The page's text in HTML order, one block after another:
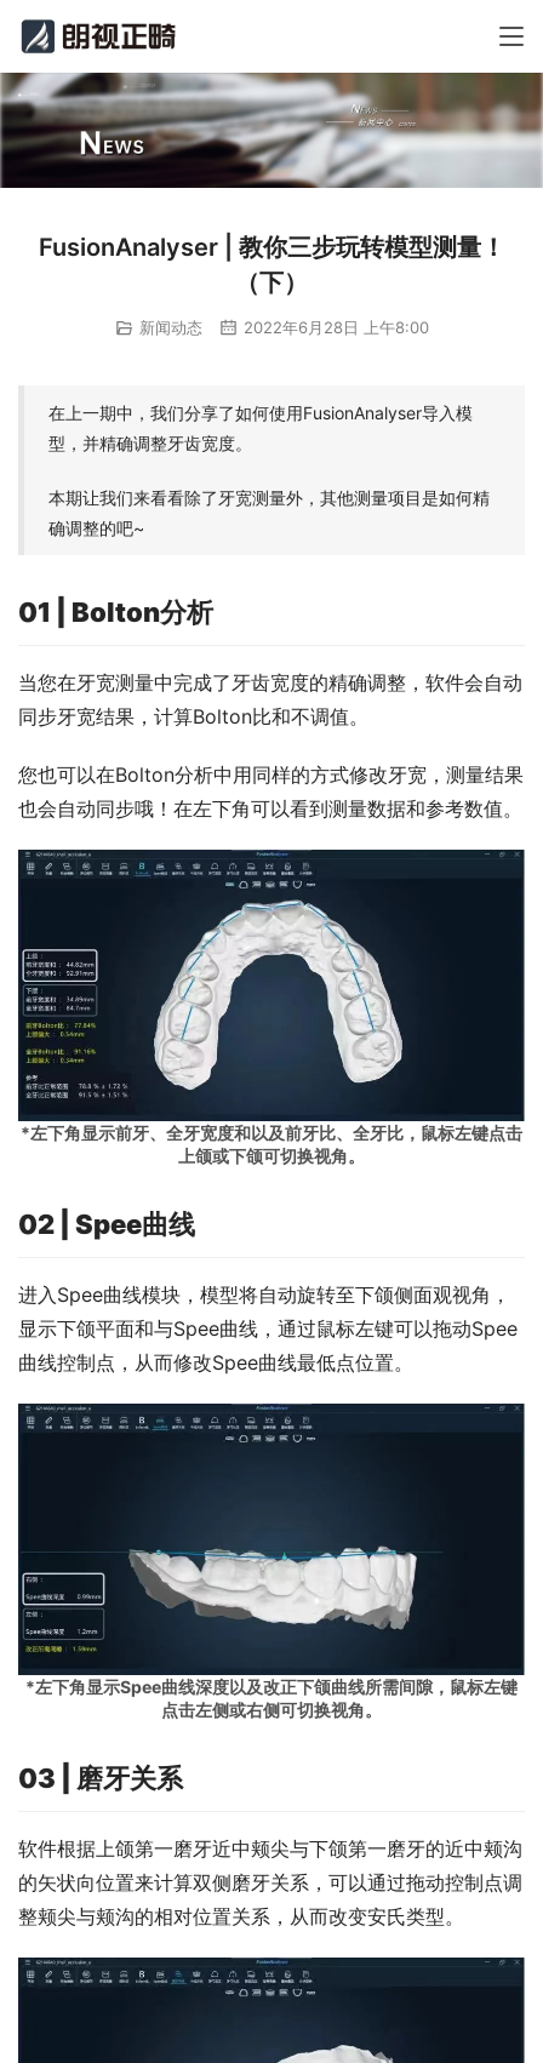
FusionAnalyser | 教你三步玩转模型测量！
（下）
新闻动态 2022年6月28日 上午8:00
在上一期中，我们分享了如何使用FusionAnalyser导入模
型，并精确调整牙齿宽度。
本期让我们来看看除了牙宽测量外，其他测量项目是如何精
确调整的吧~
01 | Bolton分析
当您在牙宽测量中完成了牙齿宽度的精确调整，软件会自动
同步牙宽结果，计算Bolton比和不调值。
您也可以在Bolton分析中用同样的方式修改牙宽，测量结果
也会自动同步哦！在左下角可以看到测量数据和参考数值。
*左下角显示前牙、全牙宽度和以及前牙比、全牙比，鼠标左键点击
上颌或下颌可切换视角。
02 | Spee曲线
进入Spee曲线模块，模型将自动旋转至下颌侧面观视角，
显示下颌平面和与Spee曲线，通过鼠标左键可以拖动Spee
曲线控制点，从而修改Spee曲线最低点位置。
*左下角显示Spee曲线深度以及改正下颌曲线所需间隙，鼠标左键
点击左侧或右侧可切换视角。
03 | 磨牙关系
软件根据上颌第一磨牙近中颊尖与下颌第一磨牙的近中颊沟
的矢状向位置来计算双侧磨牙关系，可以通过拖动控制点调
整颊尖与颊沟的相对位置关系，从而改变安氏类型。